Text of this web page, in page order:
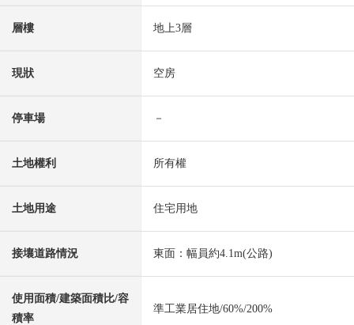
層樓 地上3層
現狀 空房
停車場 －
土地權利 所有權
土地用途 住宅用地
接壤道路情況 東面：幅員約4.1m(公路)
使用面積/建築面積比/容
積率
準工業居住地/60%/200%